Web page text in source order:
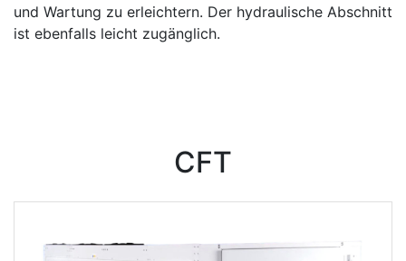
und Wartung zu erleichtern. Der hydraulische Abschnitt
ist ebenfalls leicht zugänglich.
CFT